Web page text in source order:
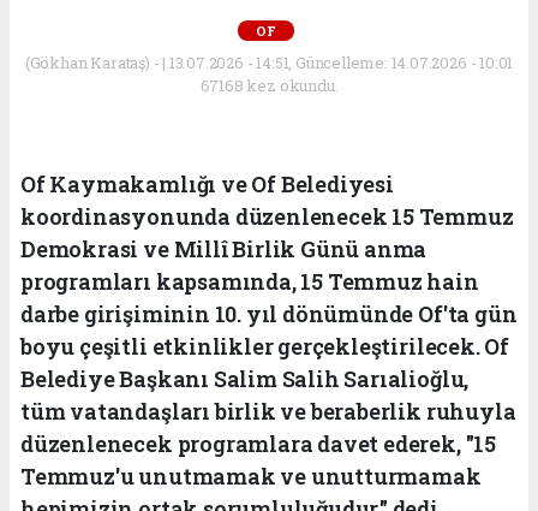
OF
(Gökhan Karataş) - | 13.07.2026 - 14:51, Güncelleme: 14.07.2026 - 10:01
67168 kez okundu.
Of Kaymakamlığı ve Of Belediyesi
koordinasyonunda düzenlenecek 15 Temmuz
Demokrasi ve Millî Birlik Günü anma
programları kapsamında, 15 Temmuz hain
darbe girişiminin 10. yıl dönümünde Of'ta gün
boyu çeşitli etkinlikler gerçekleştirilecek. Of
Belediye Başkanı Salim Salih Sarıalioğlu,
tüm vatandaşları birlik ve beraberlik ruhuyla
düzenlenecek programlara davet ederek, "15
Temmuz'u unutmamak ve unutturmamak